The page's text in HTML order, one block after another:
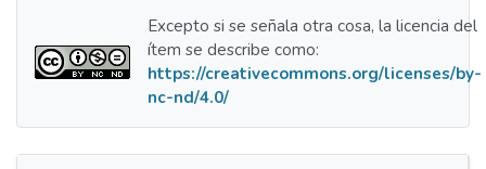
Excepto si se señala otra cosa, la licencia del
ítem se describe como:
https://creativecommons.org/licenses/by-
nc-nd/4.0/